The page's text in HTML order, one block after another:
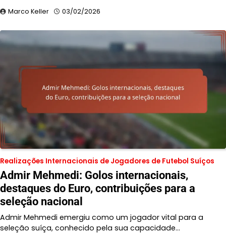
Marco Keller 03/02/2026
Realizações Internacionais de Jogadores de Futebol Suíços
Admir Mehmedi: Golos internacionais,
destaques do Euro, contribuições para a
seleção nacional
Admir Mehmedi emergiu como um jogador vital para a
seleção suíça, conhecido pela sua capacidade…